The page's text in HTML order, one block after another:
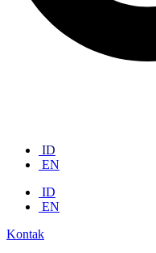
ID
EN
ID
EN
Kontak